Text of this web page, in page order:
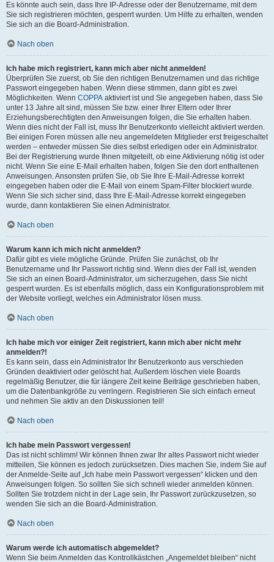
Es könnte auch sein, dass Ihre IP-Adresse oder der Benutzername, mit dem
Sie sich registrieren möchten, gesperrt wurden. Um Hilfe zu erhalten, wenden
Sie sich an die Board-Administration.
Nach oben
Ich habe mich registriert, kann mich aber nicht anmelden!
Überprüfen Sie zuerst, ob Sie den richtigen Benutzernamen und das richtige
Passwort eingegeben haben. Wenn diese stimmen, dann gibt es zwei
Möglichkeiten. Wenn COPPA aktiviert ist und Sie angegeben haben, dass Sie
unter 13 Jahre alt sind, müssen Sie bzw. einer Ihrer Eltern oder Ihrer
Erziehungsberechtigten den Anweisungen folgen, die Sie erhalten haben.
Wenn dies nicht der Fall ist, muss Ihr Benutzerkonto vielleicht aktiviert werden.
Bei einigen Foren müssen alle neu angemeldeten Mitglieder erst freigeschaltet
werden – entweder müssen Sie dies selbst erledigen oder ein Administrator.
Bei der Registrierung wurde Ihnen mitgeteilt, ob eine Aktivierung nötig ist oder
nicht. Wenn Sie eine E-Mail erhalten haben, folgen Sie den dort enthaltenen
Anweisungen. Ansonsten prüfen Sie, ob Sie Ihre E-Mail-Adresse korrekt
eingegeben haben oder die E-Mail von einem Spam-Filter blockiert wurde.
Wenn Sie sich sicher sind, dass Ihre E-Mail-Adresse korrekt eingegeben
wurde, dann kontaktieren Sie einen Administrator.
Nach oben
Warum kann ich mich nicht anmelden?
Dafür gibt es viele mögliche Gründe. Prüfen Sie zunächst, ob Ihr
Benutzername und Ihr Passwort richtig sind. Wenn dies der Fall ist, wenden
Sie sich an einen Board-Administrator, um sicherzugehen, dass Sie nicht
gesperrt wurden. Es ist ebenfalls möglich, dass ein Konfigurationsproblem mit
der Website vorliegt, welches ein Administrator lösen muss.
Nach oben
Ich habe mich vor einiger Zeit registriert, kann mich aber nicht mehr
anmelden?!
Es kann sein, dass ein Administrator Ihr Benutzerkonto aus verschieden
Gründen deaktiviert oder gelöscht hat. Außerdem löschen viele Boards
regelmäßig Benutzer, die für längere Zeit keine Beiträge geschrieben haben,
um die Datenbankgröße zu verringern. Registrieren Sie sich einfach erneut
und nehmen Sie aktiv an den Diskussionen teil!
Nach oben
Ich habe mein Passwort vergessen!
Das ist nicht schlimm! Wir können Ihnen zwar Ihr altes Passwort nicht wieder
mitteilen, Sie können es jedoch zurücksetzen. Dies machen Sie, indem Sie auf
der Anmelde-Seite auf „Ich habe mein Passwort vergessen“ klicken und den
Anweisungen folgen. So sollten Sie sich schnell wieder anmelden können.
Sollten Sie trotzdem nicht in der Lage sein, Ihr Passwort zurückzusetzen, so
wenden Sie sich an die Board-Administration.
Nach oben
Warum werde ich automatisch abgemeldet?
Wenn Sie beim Anmelden das Kontrollkästchen „Angemeldet bleiben“ nicht